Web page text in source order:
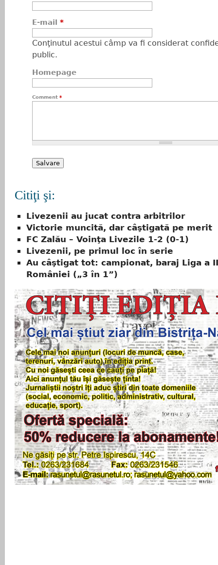
E-mail *
Conţinutul acestui câmp va fi considerat
public.
Homepage
Comment *
Citiţi şi:
Livezenii au jucat contra arbitrilor
Victorie muncită, dar câştigată pe merit
FC Zalău – Voinţa Livezile 1-2 (0-1)
Livezenii, pe primul loc în serie
Au câştigat tot: campionat, baraj Liga a
României („3 în 1”)